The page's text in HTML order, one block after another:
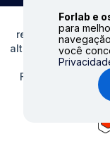
Forlab e
para
você
© FORLAB -
reprodução total
alteração sem
loja virtual. Fale
Formas de
MasterCard,